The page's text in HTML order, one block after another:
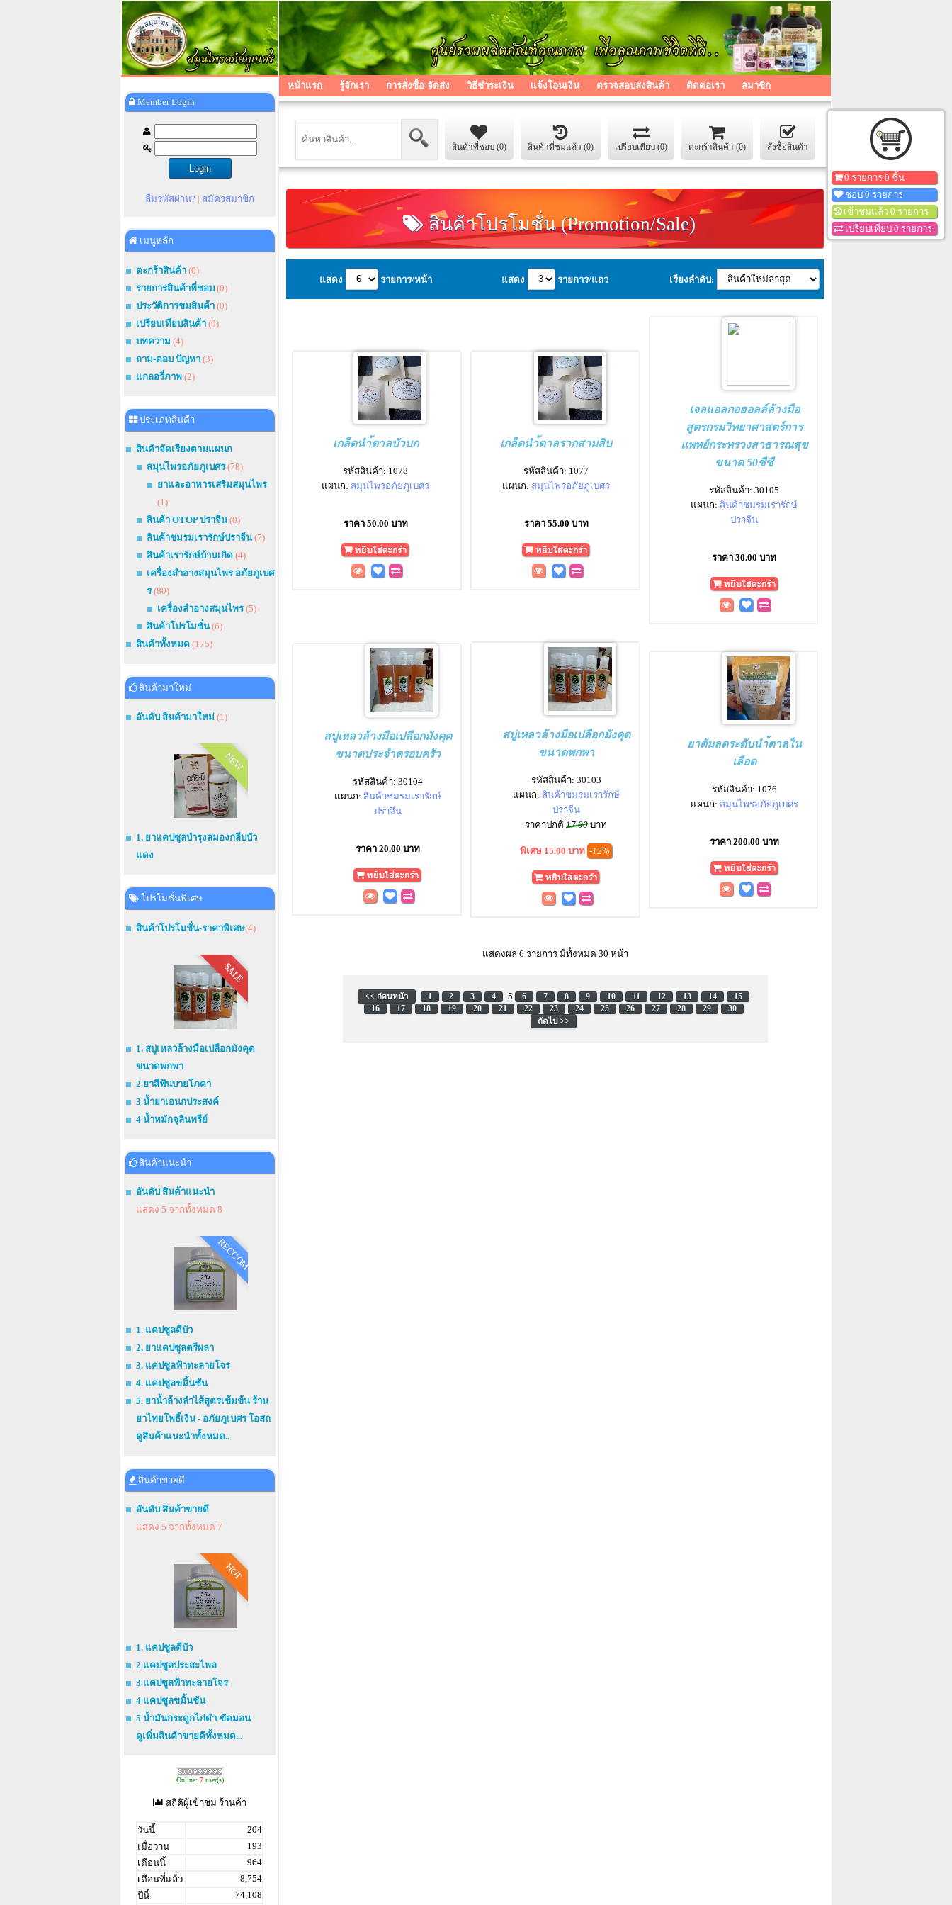
Member Login
ลืมรหัสผ่าน? | สมัครสมาชิก
เมนูหลัก
ตะกร้าสินค้า (0)
รายการสินค้าที่ชอบ (0)
ประวัติการชมสินค้า (0)
เปรียบเทียบสินค้า (0)
บทความ (4)
ถาม-ตอบ ปัญหา (3)
แกลอรี่ภาพ (2)
ประเภทสินค้า
สินค้าจัดเรียงตามแผนก
สมุนไพรอภัยภูเบศร(78)
ยาและอาหารเสริมสมุนไพร
(1)
สินค้า OTOP ปราจีน(0)
สินค้าชมรมเรารักษ์ปราจีน(7)
สินค้าเรารักษ์บ้านเกิด (4)
เครื่องสำอางสมุนไพร อภัยภูเบศ
ร(80)
เครื่องสำอางสมุนไพร(5)
สินค้าโปรโมชั่น(6)
สินค้าทั้งหมด (175)
สินค้ามาใหม่
อันดับ สินค้ามาใหม่ (1)
NEW
1. ยาแคปซูลบำรุงสมองกลีบบัว
แดง
โปรโมชั่นพิเศษ
สินค้าโปรโมชั่น-ราคาพิเศษ(4)
SALE
1. สบู่เหลวล้างมือเปลือกมังคุด
ขนาดพกพา
2 ยาสีฟันบายโภคา
3 น้ำยาเอนกประสงค์
4 น้ำหมักจุลินทรีย์
สินค้าแนะนำ
อันดับ สินค้าแนะนำ
แสดง 5 จากทั้งหมด 8
RECCOM
1. แคปซูลดีบัว
2. ยาแคปซูลตรีผลา
3. แคปซูลฟ้าทะลายโจร
4. แคปซูลขมิ้นชัน
5. ยาน้ำล้างลำไส้สูตรเข้มข้น ร้าน
ยาไทยโพธิ์เงิน - อภัยภูเบศร โอสถ
ดูสินค้าแนะนำทั้งหมด..
สินค้าขายดี
อันดับ สินค้าขายดี
แสดง 5 จากทั้งหมด 7
HOT
1. แคปซูลดีบัว
2 แคปซูลประสะไพล
3 แคปซูลฟ้าทะลายโจร
4 แคปซูลขมิ้นชัน
5 น้ำมันกระดูกไก่ดำ-ขัดมอน
ดูเพิ่มสินค้าขายดีทั้งหมด...
Online: 7user(s)
สถิติผู้เข้าชม ร้านค้า
วันนี้
204
เมื่อวาน
193
เดือนนี้
964
เดือนที่แล้ว
8,754
ปีนี้
74,108
หน้าแรก รู้จักเรา การสั่งซื้อ-จัดส่ง วิธีชำระเงิน แจ้งโอนเงิน ตรวจสอบส่งสินค้า ติดต่อเรา สมาชิก
สินค้าที่ชอบ (0) สินค้าที่ชมแล้ว (0) เปรียบเทียบ (0) ตะกร้าสินค้า (0) สั่งซื้อสินค้า
สินค้าโปรโมชั่น (Promotion/Sale)
แสดง รายการ/หน้า แสดง รายการ/แถว เรียงลำดับ:
เกล็ดนำ้ตาลบัวบก
รหัสสินค้า: 1078
แผนก: สมุนไพรอภัยภูเบศร
ราคา 50.00 บาท
เกล็ดนำ้ตาลรากสามสิบ
รหัสสินค้า: 1077
แผนก: สมุนไพรอภัยภูเบศร
ราคา 55.00 บาท
เจลแอลกอฮอลล์ล้างมือ
สูตรกรมวิทยาศาสตร์การ
แพทย์กระทรวงสาธารณสุข
ขนาด 50ซีซี
รหัสสินค้า: 30105
แผนก: สินค้าชมรมเรารักษ์
ปราจีน
ราคา 30.00 บาท
สบู่เหลวล้างมือเปลือกมังคุด
ขนาดประจำครอบครัว
รหัสสินค้า: 30104
แผนก: สินค้าชมรมเรารักษ์
ปราจีน
ราคา 20.00 บาท
สบู่เหลวล้างมือเปลือกมังคุด
ขนาดพกพา
รหัสสินค้า: 30103
แผนก: สินค้าชมรมเรารักษ์
ปราจีน
ราคาปกติ 17.00 บาท
พิเศษ 15.00 บาท -12%
ยาต้มลดระดับนำ้ตาลใน
เลือด
รหัสสินค้า: 1076
แผนก: สมุนไพรอภัยภูเบศร
ราคา 200.00 บาท
แสดงผล 6 รายการ มีทั้งหมด 30 หน้า
<< ก่อนหน้า 1 2 3 4 5 6 7 8 9 10 11 12 13 14
15
16
17 18 19 20 21 22 23 24 25 26 27 28 29
30
ถัดไป >>
0 รายการ 0 ชิ้น
ชอบ 0 รายการ
เข้าชมแล้ว 0 รายการ
เปรียบเทียบ 0 รายการ